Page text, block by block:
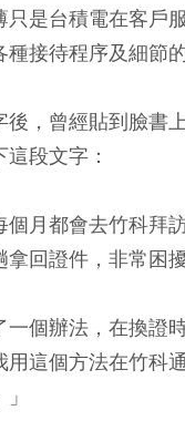
只是台積電在客戶
接待程序及細節
後，曾經貼到臉書
段文字：
個月都會去竹科
回證件，非常困擾
一個辦法，在換
用這個方法在竹科
」